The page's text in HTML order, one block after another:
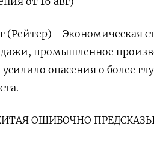
(Рейтер) - Экономическая
промышленное
опасения о более
ОШИБОЧНО